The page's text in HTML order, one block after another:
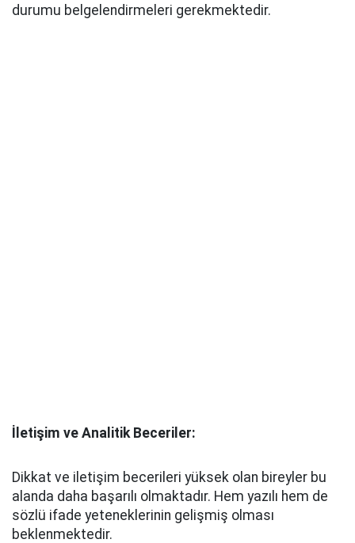
durumu belgelendirmeleri gerekmektedir.
İletişim ve Analitik Beceriler:
Dikkat ve iletişim becerileri yüksek olan bireyler bu
alanda daha başarılı olmaktadır. Hem yazılı hem de
sözlü ifade yeteneklerinin gelişmiş olması
beklenmektedir.